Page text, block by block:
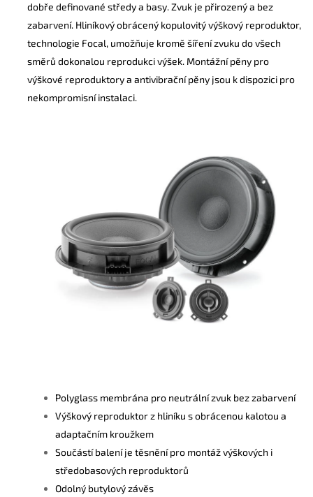
dobře definované středy a basy. Zvuk je přirozený a bez
zabarvení. Hliníkový obrácený kopulovitý výškový reproduktor,
technologie Focal, umožňuje kromě šíření zvuku do všech
směrů dokonalou reprodukci výšek. Montážní pěny pro
výškové reproduktory a antivibrační pěny jsou k dispozici pro
nekompromisní instalaci.
Polyglass membrána pro neutrální zvuk bez zabarvení
Výškový reproduktor z hliníku s obrácenou kalotou a
adaptačním kroužkem
Součástí balení je těsnění pro montáž výškových i
středobasových reproduktorů
Odolný butylový závěs